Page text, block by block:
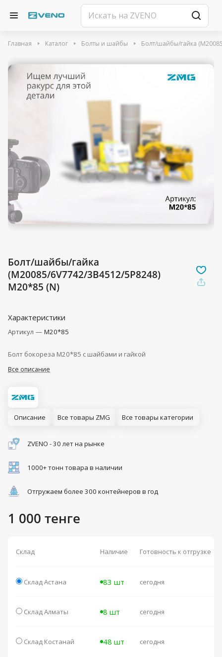
Главная Каталог Болты и шайбы Болт/шайбы/гайка
Болт/шайбы/гайка
(M20085/6V7742/3B4512/5P8248)
M20*85 (N)
Характеристики
Артикул — M20*85
Болт бокореза М20*85 с шайбами и гайкой
Все описание
Описание Все товары ZMG Все товары категории
ZVENO - 30 лет на рынке
1000+ тонн товара в наличии
Отгружаем более 300 контейнеров в год
1 000 тенге
Склад Наличие Готовность к отгрузке
Склад Астана 83 шт сегодня
Склад Алматы 8 шт сегодня
Склад Костанай 48 шт сегодня